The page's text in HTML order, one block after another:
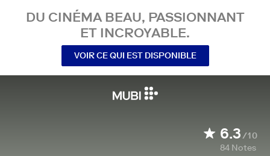
DU CINÉMA BEAU, PASSIONNANT
ET INCROYABLE.
VOIR CE QUI EST DISPONIBLE
6.3/10
84 Notes